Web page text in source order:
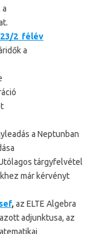
2 félév
a
a Neptunban
tárgyfelvétel
már kérvényt
, az ELTE Algebra
adjunktusa, az